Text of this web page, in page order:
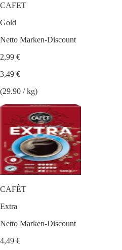
CAFET
Gold
Netto Marken-Discount
2,99 €
3,49 €
(29.90 / kg)
CAFÈT
Extra
Netto Marken-Discount
4,49 €